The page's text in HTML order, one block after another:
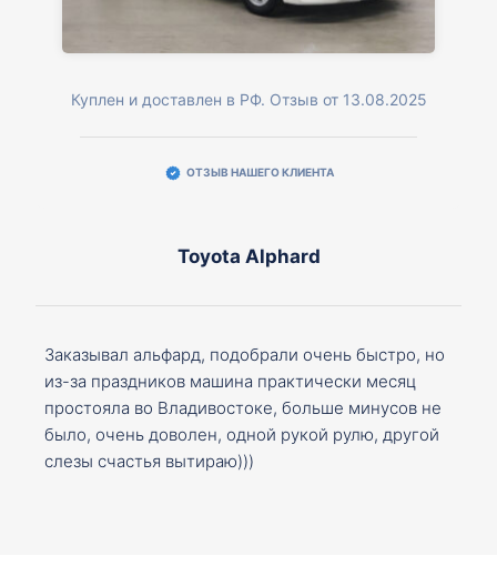
Куплен и доставлен в РФ. Отзыв от 13.08.2025
ОТЗЫВ НАШЕГО КЛИЕНТА
Toyota Alphard
Заказывал альфард, подобрали очень быстро, но
из-за праздников машина практически месяц
простояла во Владивостоке, больше минусов не
было, очень доволен, одной рукой рулю, другой
слезы счастья вытираю)))